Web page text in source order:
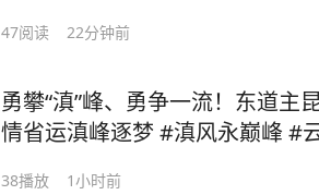
47阅读 22分钟前
勇攀“滇”峰、勇争一流！东道主
情省运滇峰逐梦 #滇风永巅峰 #云南只打滇峰赛 #湖滨春城
38播放 1小时前